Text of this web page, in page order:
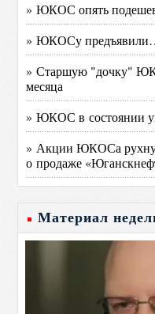
» ЮКОС опять
» ЮКОСу
» Старшую "дочку"
месяца
» ЮКОС в состоянии
» Акции ЮКОСа
о продаже
Материал